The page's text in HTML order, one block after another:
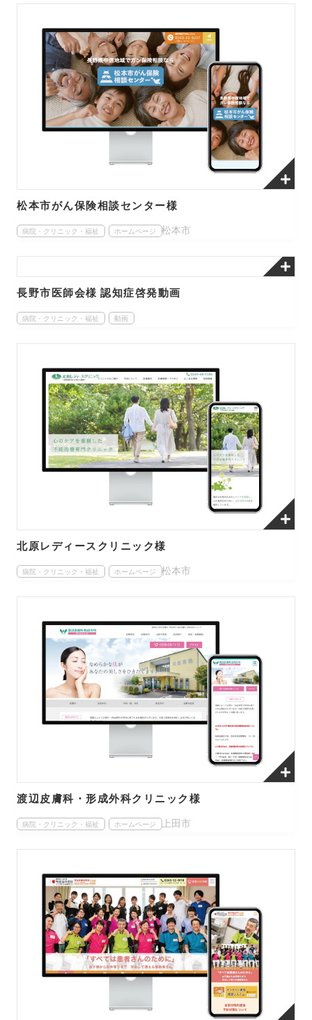
松本市がん保険相談センター様
病院・クリニック・福祉 ホームページ 松本市
長野市医師会様 認知症啓発動画
病院・クリニック・福祉 動画
北原レディースクリニック様
病院・クリニック・福祉 ホームページ 松本市
渡辺皮膚科・形成外科クリニック様
病院・クリニック・福祉 ホームページ 上田市